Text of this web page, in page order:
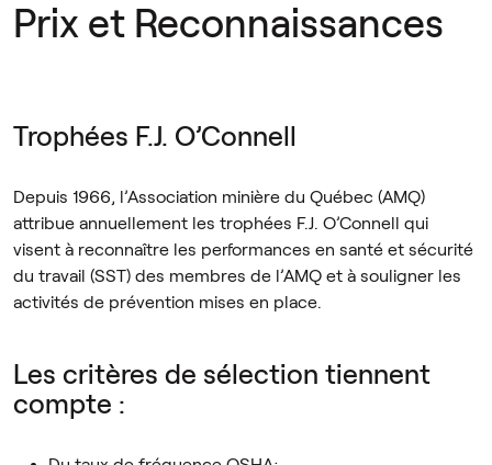
Prix et Reconnaissances
Trophées F.J. O’Connell
Depuis 1966, l’Association minière du Québec (AMQ)
attribue annuellement les trophées F.J. O’Connell qui
visent à reconnaître les performances en santé et sécurité
du travail (SST) des membres de l’AMQ et à souligner les
activités de prévention mises en place.
Les critères de sélection tiennent
compte :